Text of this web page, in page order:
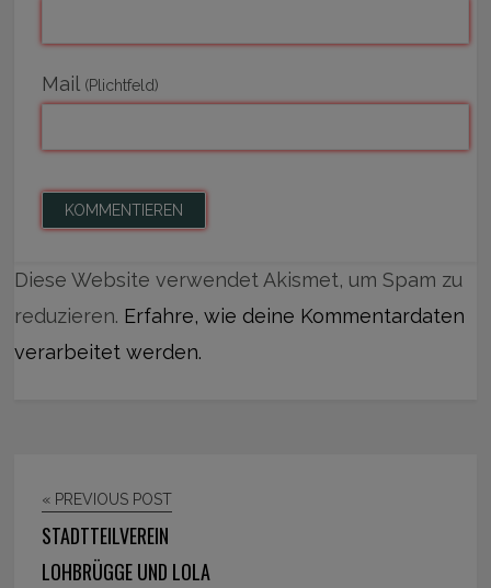
Mail (Plichtfeld)
Diese Website verwendet Akismet, um Spam zu
reduzieren. Erfahre, wie deine Kommentardaten
verarbeitet werden.
« PREVIOUS POST
STADTTEILVEREIN
LOHBRÜGGE UND LOLA